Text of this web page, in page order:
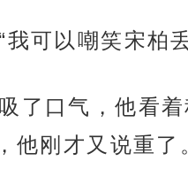
我可以嘲笑宋柏
了口气，他看
他刚才又说重了